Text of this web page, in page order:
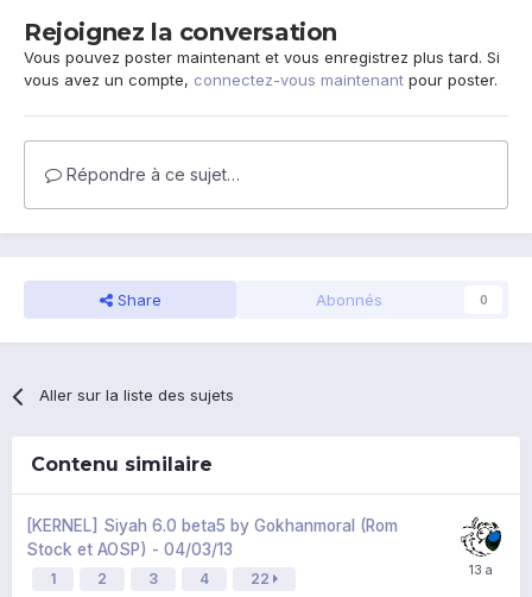
Rejoignez la conversation
Vous pouvez poster maintenant et vous enregistrez plus tard. Si
vous avez un compte, connectez-vous maintenant pour poster.
Répondre à ce sujet…
Share Abonnés 0
Aller sur la liste des sujets
Contenu similaire
[KERNEL] Siyah 6.0 beta5 by Gokhanmoral (Rom
Stock et AOSP) - 04/03/13
1 2 3 4 22